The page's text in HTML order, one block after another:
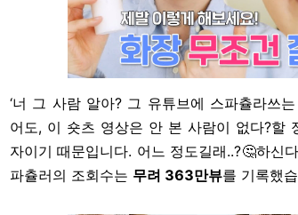
‘너 그 사람 알아? 그 유튜브에 스파츌라쓰
어도, 이 숏츠 영상은 안 본 사람이 없다?할
자이기 때문입니다. 어느 정도길래..?🤔하신
파츌러의 조회수는 무려 363만뷰를 기록했